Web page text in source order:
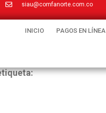
siau@comfanorte.com.co
INICIO PAGOS EN LÍNEA